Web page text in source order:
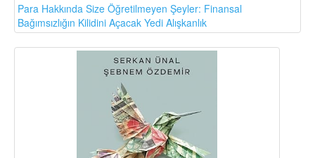
Para Hakkında Size Öğretilmeyen Şeyler: Finansal
Bağımsızlığın Kilidini Açacak Yedi Alışkanlık